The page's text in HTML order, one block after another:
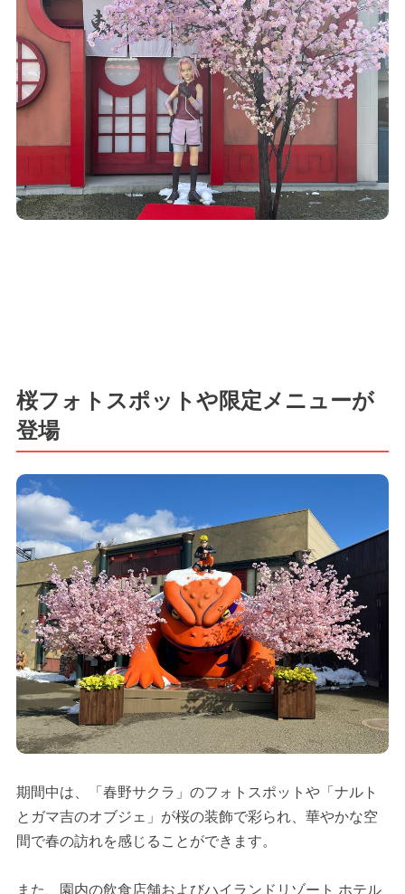
桜フォトスポットや限定メニューが
登場
期間中は、「春野サクラ」のフォトスポットや「ナルト
とガマ吉のオブジェ」が桜の装飾で彩られ、華やかな空
間で春の訪れを感じることができます。
また、園内の飲食店舗およびハイランドリゾート ホテル